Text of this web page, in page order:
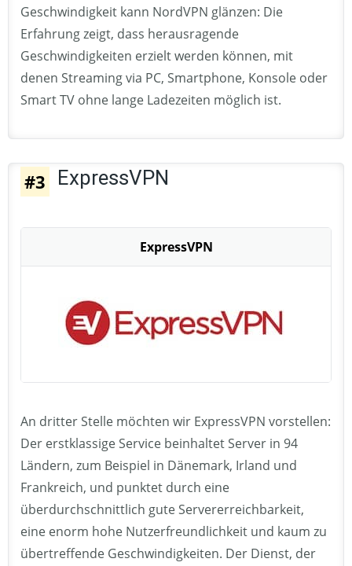
Geschwindigkeit kann NordVPN glänzen: Die
Erfahrung zeigt, dass herausragende
Geschwindigkeiten erzielt werden können, mit
denen Streaming via PC, Smartphone, Konsole oder
Smart TV ohne lange Ladezeiten möglich ist.
#3 ExpressVPN
ExpressVPN
An dritter Stelle möchten wir ExpressVPN vorstellen:
Der erstklassige Service beinhaltet Server in 94
Ländern, zum Beispiel in Dänemark, Irland und
Frankreich, und punktet durch eine
überdurchschnittlich gute Servererreichbarkeit,
eine enorm hohe Nutzerfreundlichkeit und kaum zu
übertreffende Geschwindigkeiten. Der Dienst, der